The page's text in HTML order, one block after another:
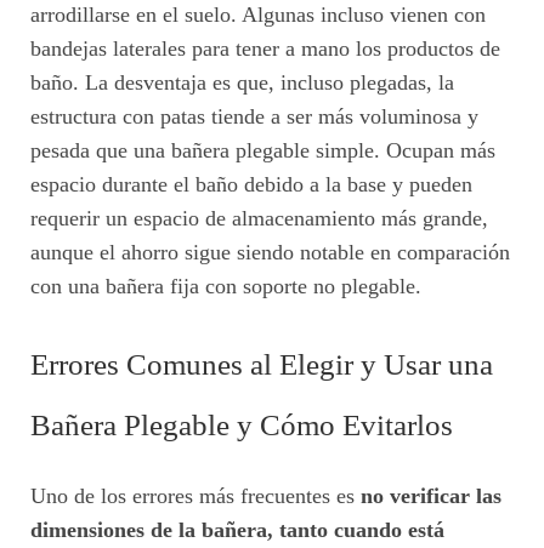
arrodillarse en el suelo. Algunas incluso vienen con
bandejas laterales para tener a mano los productos de
baño. La desventaja es que, incluso plegadas, la
estructura con patas tiende a ser más voluminosa y
pesada que una bañera plegable simple. Ocupan más
espacio durante el baño debido a la base y pueden
requerir un espacio de almacenamiento más grande,
aunque el ahorro sigue siendo notable en comparación
con una bañera fija con soporte no plegable.
Errores Comunes al Elegir y Usar una
Bañera Plegable y Cómo Evitarlos
Uno de los errores más frecuentes es no verificar las
dimensiones de la bañera, tanto cuando está